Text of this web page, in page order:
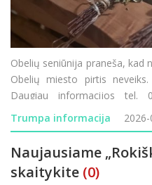
Obelių seniūnija praneša, kad
Obelių miesto pirtis
Daugiau informacijos
obeliu.seniunija@rokiskis.lt
Trumpa informacija
Naujausiame
skaitykite (0)